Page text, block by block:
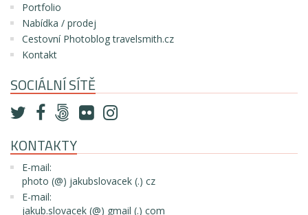
Portfolio
Nabídka / prodej
Cestovní Photoblog travelsmith.cz
Kontakt
SOCIÁLNÍ SÍTĚ
KONTAKTY
E-mail:
photo (@) jakubslovacek (.) cz
E-mail:
jakub.slovacek (@) gmail (.) com